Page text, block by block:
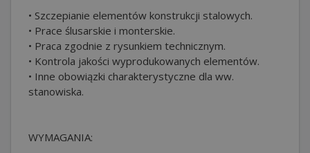
• Szczepianie elementów konstrukcji stalowych.
• Prace ślusarskie i monterskie.
• Praca zgodnie z rysunkiem technicznym.
• Kontrola jakości wyprodukowanych elementów.
• Inne obowiązki charakterystyczne dla ww.
stanowiska.
WYMAGANIA: